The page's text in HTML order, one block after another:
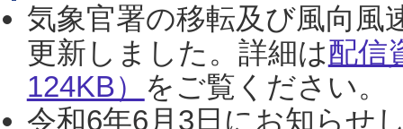
気象官署の移転及び風向風
更新しました。詳細は配信
124KB） をご覧ください。
令和6年6月3日にお知らせ